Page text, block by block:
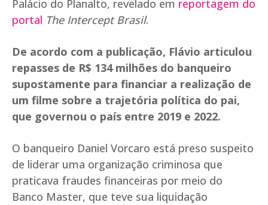
Palácio do Planalto, revelado em reportagem do
portal The Intercept Brasil.
De acordo com a publicação, Flávio articulou
repasses de R$ 134 milhões do banqueiro
supostamente para financiar a realização de
um filme sobre a trajetória política do pai,
que governou o país entre 2019 e 2022.
O banqueiro Daniel Vorcaro está preso suspeito
de liderar uma organização criminosa que
praticava fraudes financeiras por meio do
Banco Master, que teve sua liquidação